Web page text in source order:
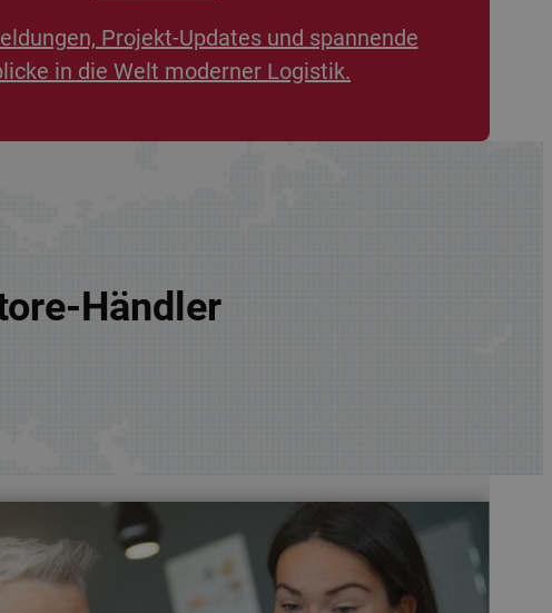
Projekt-Updates und spannende
in die Welt moderner Logistik.
Händler